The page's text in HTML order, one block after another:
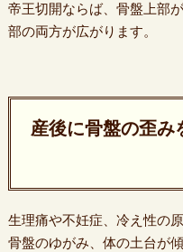
帝王切開ならば、骨盤上部
部の両方が広がります。
産後に骨盤の歪み
生理痛や不妊症、冷え性の
骨盤のゆがみ、体の土台が